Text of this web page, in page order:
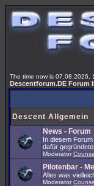
The time now is 07.08.2026,
Descentforum.DE Forum
Descent Allgemein
News - Forum
In diesem
dafür
Moderator
Pilotenbar -
Alles was
Moderator